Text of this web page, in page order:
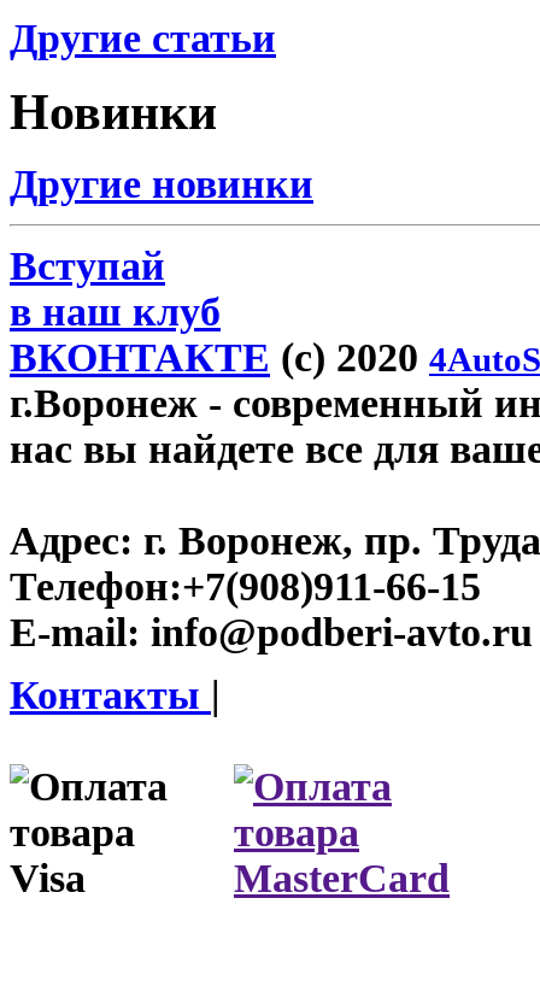
Другие статьи
Новинки
Другие новинки
Вступай
в наш клуб
ВКОНТАКТЕ (c) 2020
г.Воронеж - современный
нас вы найдете все для
Адрес: г. Воронеж, пр.
Телефон:+7(908)911-66-15
E-mail: info@podberi-avto.ru
Контакты |